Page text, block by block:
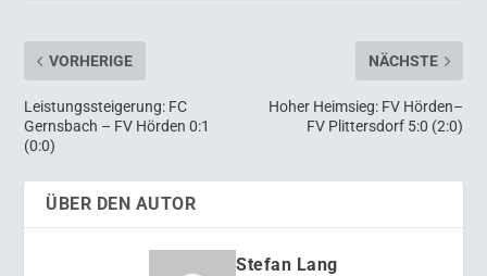
VORHERIGE
Leistungssteigerung: FC
Gernsbach – FV Hörden 0:1
(0:0)
NÄCHSTE
Hoher Heimsieg: FV Hörden–
FV Plittersdorf 5:0 (2:0)
ÜBER DEN AUTOR
Stefan Lang